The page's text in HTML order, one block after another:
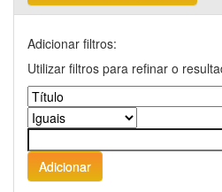
Adicionar filtros:
Utilizar filtros para refinar o